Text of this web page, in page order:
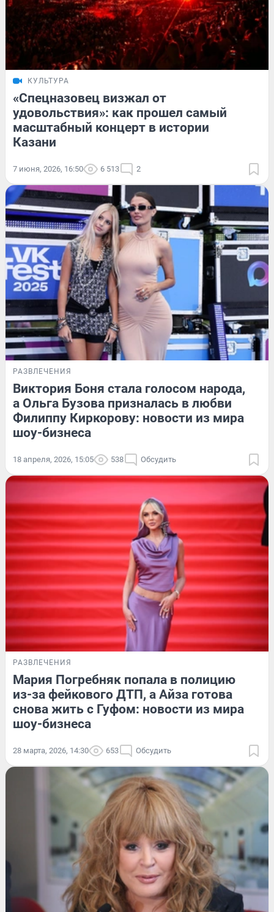
КУЛЬТУРА
«Спецназовец визжал от
удовольствия»: как прошел самый
масштабный концерт в истории
Казани
7 июня, 2026, 16:50 6 513 2
РАЗВЛЕЧЕНИЯ
Виктория Боня стала голосом народа,
а Ольга Бузова призналась в любви
Филиппу Киркорову: новости из мира
шоу-бизнеса
18 апреля, 2026, 15:05 538 Обсудить
РАЗВЛЕЧЕНИЯ
Мария Погребняк попала в полицию
из-за фейкового ДТП, а Айза готова
снова жить с Гуфом: новости из мира
шоу-бизнеса
28 марта, 2026, 14:30 653 Обсудить